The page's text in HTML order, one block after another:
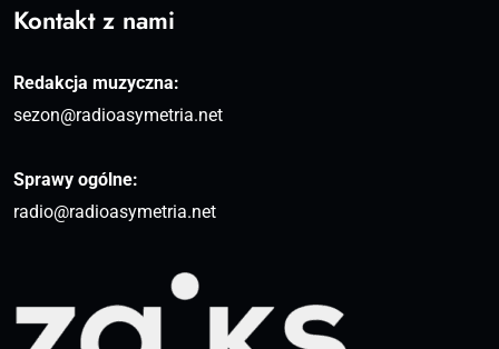
Kontakt z nami
Redakcja muzyczna:
sezon@radioasymetria.net
Sprawy ogólne:
radio@radioasymetria.net